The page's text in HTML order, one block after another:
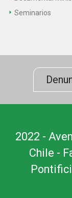
Seminarios
2022 -
Chile -